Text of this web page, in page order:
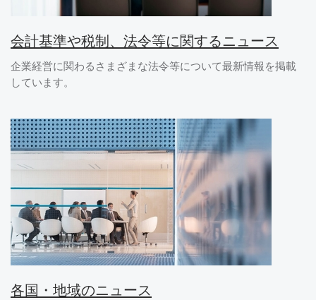
会計基準や税制、法令等に関するニュース
企業経営に関わるさまざまな法令等について最新情報を掲載
しています。
各国・地域のニュース